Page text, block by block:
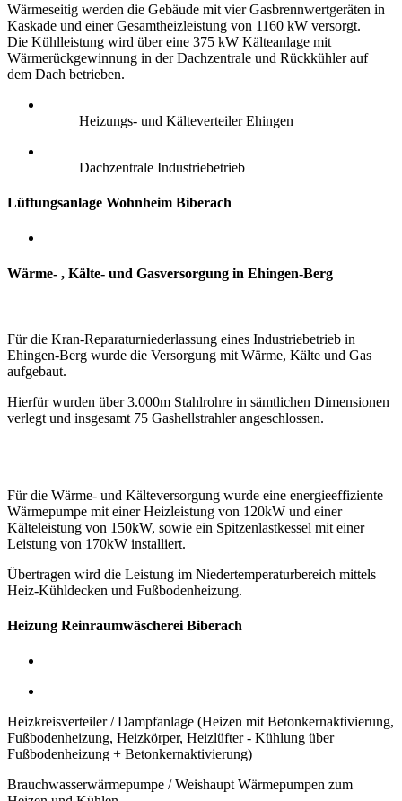
Wärmeseitig werden die Gebäude mit vier Gasbrennwertgeräten in
Kaskade und einer Gesamtheizleistung von 1160 kW versorgt.
Die Kühlleistung wird über eine 375 kW Kälteanlage mit
Wärmerückgewinnung in der Dachzentrale und Rückkühler auf
dem Dach betrieben.
Heizungs- und Kälteverteiler Ehingen
Dachzentrale Industriebetrieb
Lüftungsanlage Wohnheim Biberach
Wärme- , Kälte- und Gasversorgung in Ehingen-Berg
Für die Kran-Reparaturniederlassung eines Industriebetrieb in
Ehingen-Berg wurde die Versorgung mit Wärme, Kälte und Gas
aufgebaut.
Hierfür wurden über 3.000m Stahlrohre in sämtlichen Dimensionen
verlegt und insgesamt 75 Gashellstrahler angeschlossen.
Für die Wärme- und Kälteversorgung wurde eine energieeffiziente
Wärmepumpe mit einer Heizleistung von 120kW und einer
Kälteleistung von 150kW, sowie ein Spitzenlastkessel mit einer
Leistung von 170kW installiert.
Übertragen wird die Leistung im Niedertemperaturbereich mittels
Heiz-Kühldecken und Fußbodenheizung.
Heizung Reinraumwäscherei Biberach
Heizkreisverteiler / Dampfanlage (Heizen mit Betonkernaktivierung,
Fußbodenheizung, Heizkörper, Heizlüfter - Kühlung über
Fußbodenheizung + Betonkernaktivierung)
Brauchwasserwärmepumpe / Weishaupt Wärmepumpen zum